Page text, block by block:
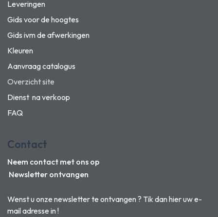
Leveringen
Gids voor de hoogtes
Gids ivm de afwerkingen
Kleuren
Aanvraag catalogus
Overzicht site
Dienst na verkoop
FAQ
Wenst u onze newsletter te ontvangen ? Tik dan hier uw e-
mail adresse in !
Contact
Neem contact met ons op
Newsletter ontvangen